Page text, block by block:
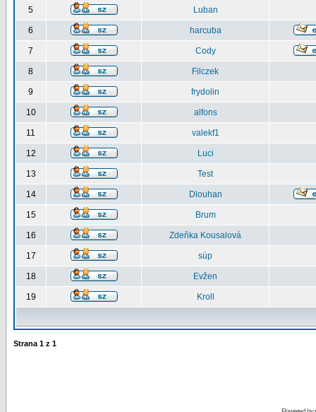
5 Luban
6 harcuba
7 Cody
8 Filczek
9 frydolin
10 alfons
11 valekf1
12 Luci
13 Test
14 Dlouhan
15 Brum
16 Zdeňka Kousalová
17 súp
18 Evžen
19 Kroll
Strana 1 z 1